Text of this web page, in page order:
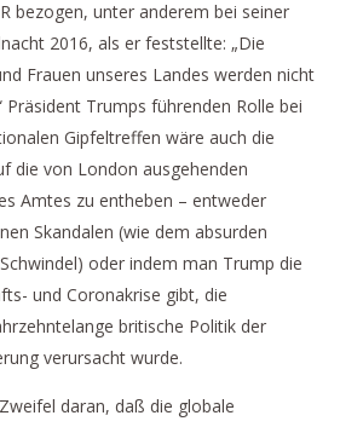
bezogen, unter anderem bei seiner
2016, als er feststellte: „Die
Frauen unseres Landes werden nicht
Präsident Trumps führenden Rolle bei
Gipfeltreffen wäre auch die
die von London ausgehenden
Amtes zu entheben – entweder
Skandalen (wie dem absurden
oder indem man Trump die
und Coronakrise gibt, die
britische Politik der
verursacht wurde.
daran, daß die globale